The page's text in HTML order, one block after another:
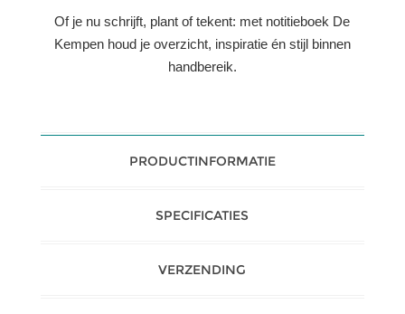
Of je nu schrijft, plant of tekent: met notitieboek De
Kempen houd je overzicht, inspiratie én stijl binnen
handbereik.
PRODUCTINFORMATIE
SPECIFICATIES
VERZENDING